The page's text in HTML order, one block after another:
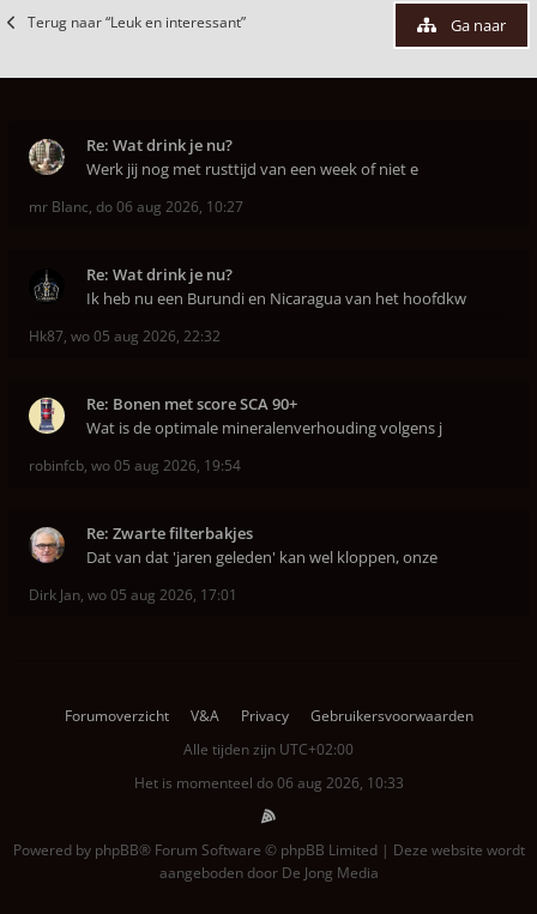
Terug naar “Leuk en interessant” Ga naar
Re: Wat drink je nu?
Werk jij nog met rusttijd van een week of niet e
mr Blanc, do 06 aug 2026, 10:27
Re: Wat drink je nu?
Ik heb nu een Burundi en Nicaragua van het hoofdkw
Hk87, wo 05 aug 2026, 22:32
Re: Bonen met score SCA 90+
Wat is de optimale mineralenverhouding volgens j
robinfcb, wo 05 aug 2026, 19:54
Re: Zwarte filterbakjes
Dat van dat 'jaren geleden' kan wel kloppen, onze
Dirk Jan, wo 05 aug 2026, 17:01
Forumoverzicht V&A Privacy
Gebruikersvoorwaarden
Alle tijden zijn UTC+02:00
Het is momenteel do 06 aug 2026, 10:33
Powered by phpBB® Forum Software © phpBB Limited | Deze website wordt
aangeboden door De Jong Media